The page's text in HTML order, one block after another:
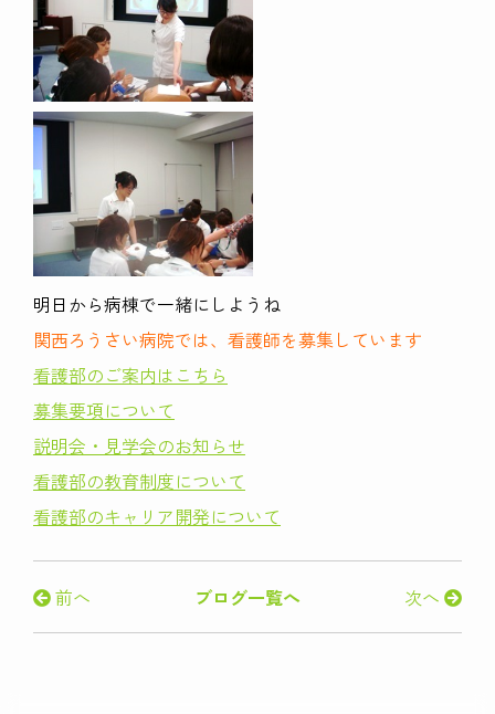
明日から病棟で一緒にしようね
関西ろうさい病院では、看護師を募集しています
看護部のご案内はこちら
募集要項について
説明会・見学会のお知らせ
看護部の教育制度について
看護部のキャリア開発について
前へ 次へ
ブログ一覧へ